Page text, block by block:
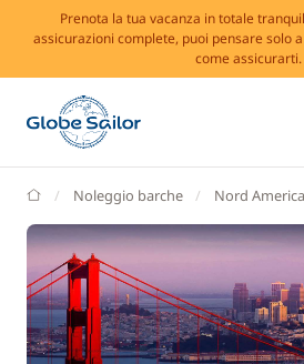
Prenota la tua vacanza in totale
assicurazioni complete, puoi pensare solo
come assicurarti.
GlobeSailor
Noleggio barche Nord America